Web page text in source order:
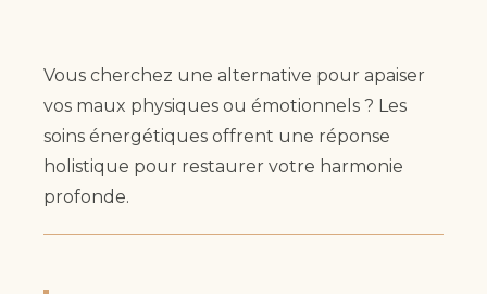
Vous cherchez une alternative pour apaiser
vos maux physiques ou émotionnels ? Les
soins énergétiques offrent une réponse
holistique pour restaurer votre harmonie
profonde.